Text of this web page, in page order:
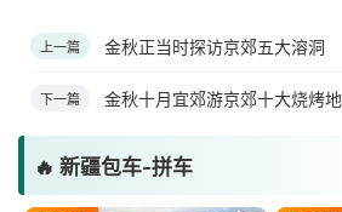
上一篇 金秋正当时探访京郊五大溶洞
下一篇 金秋十月宜郊游京郊十大烧烤地
🔥 新疆包车-拼车